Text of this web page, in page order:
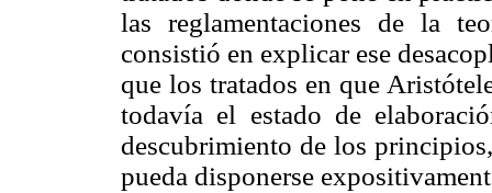
las reglamentaciones de la
consistió en explicar ese
que los tratados en que
todavía el estado de
descubrimiento de los
pueda disponerse